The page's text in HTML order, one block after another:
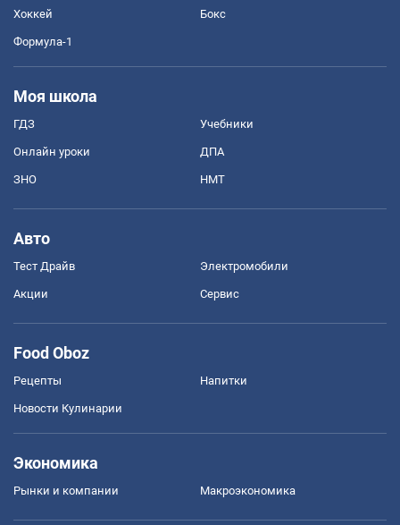
Хоккей Бокс
Формула-1
Моя школа
ГДЗ Учебники
Онлайн уроки ДПА
ЗНО НМТ
Авто
Тест Драйв Электромобили
Акции Сервис
Food Oboz
Рецепты Напитки
Новости Кулинарии
Экономика
Рынки и компании Mакроэкономика